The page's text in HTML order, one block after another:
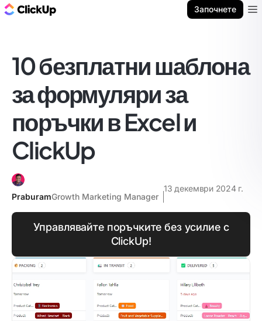
Започнете
10 безплатни шаблона
за формуляри за
поръчки в Excel и
ClickUp
PraburamGrowth Marketing Manager
13 декември 2024 г.
Управлявайте поръчките без усилие с
ClickUp!